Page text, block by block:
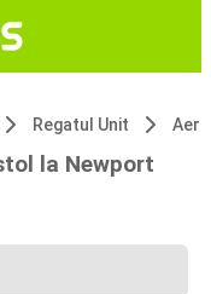
Regatul Unit
la Newport